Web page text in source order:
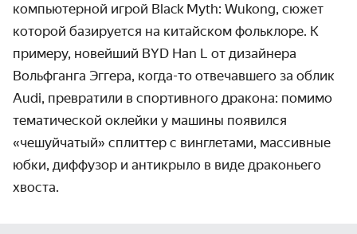
компьютерной игрой Black Myth: Wukong, сюжет
которой базируется на китайском фольклоре. К
примеру, новейший BYD Han L от дизайнера
Вольфганга Эггера, когда-то отвечавшего за облик
Audi, превратили в спортивного дракона: помимо
тематической оклейки у машины появился
«чешуйчатый» сплиттер с винглетами, массивные
юбки, диффузор и антикрыло в виде драконьего
хвоста.